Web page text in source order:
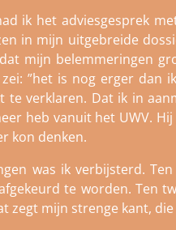
ik het adviesgesprek
in mijn uitgebreide
mijn belemmeringen
”het is nog erger dan
te verklaren. Dat ik in
heb vanuit het UWV.
kon denken.
was ik verbijsterd.
te worden. Ten
zegt mijn strenge kant,